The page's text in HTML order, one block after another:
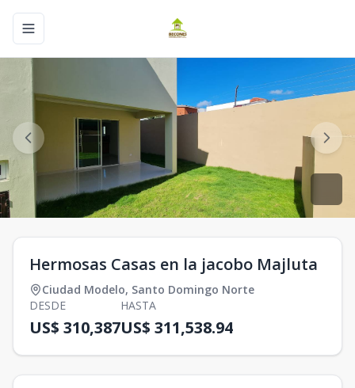
Toggle navigation menu
Hermosas Casas en la jacobo Majluta
Ciudad Modelo, Santo Domingo Norte
DESDE
US$ 310,387
HASTA
US$ 311,538.94